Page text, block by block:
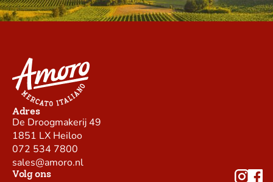
Adres
De Droogmakerij 49
1851 LX Heiloo
072 534 7800
sales@amoro.nl
Volg ons